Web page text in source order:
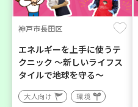
神戸市長田区
エネルギーを上手に使うテ
クニック ～新しいライフス
タイルで地球を守る～
大人向け 環境